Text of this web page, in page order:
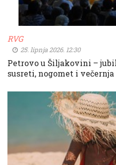
RVG
25. lipnja 2026. 12:30
Petrovo u Šiljakovini –
susreti, nogomet i večernja